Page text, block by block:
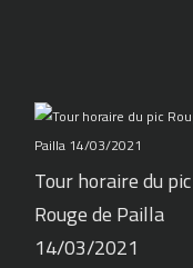
Tour horaire du pic
Rouge de Pailla
14/03/2021